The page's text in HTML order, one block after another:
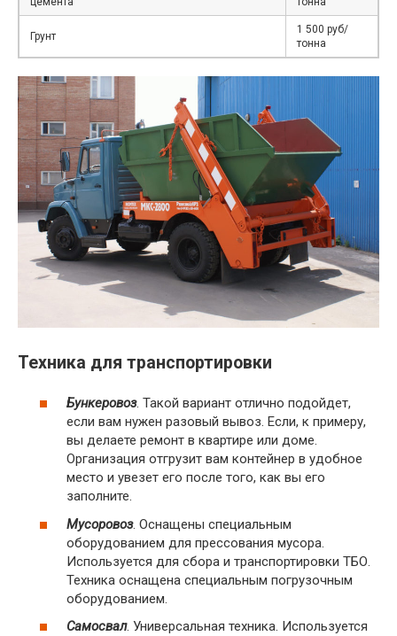
Грунт
1 500 руб/
тонна
Техника для транспортировки
Бункеровоз. Такой вариант отлично подойдет,
если вам нужен разовый вывоз. Если, к примеру,
вы делаете ремонт в квартире или доме.
Организация отгрузит вам контейнер в удобное
место и увезет его после того, как вы его
заполните.
Мусоровоз. Оснащены специальным
оборудованием для прессования мусора.
Используется для сбора и транспортировки ТБО.
Техника оснащена специальным погрузочным
оборудованием.
Самосвал. Универсальная техника. Используется